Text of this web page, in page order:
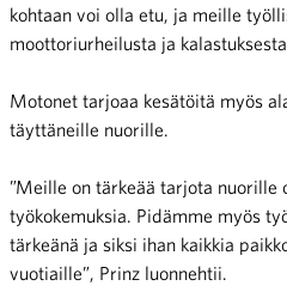
kohtaan voi olla etu, ja meille
moottoriurheilusta ja
Motonet tarjoaa kesätöitä myös
täyttäneille nuorille.
”Meille on tärkeää tarjota nuorille
työkokemuksia. Pidämme myös
tärkeänä ja siksi ihan kaikkia
vuotiaille”, Prinz luonnehtii.